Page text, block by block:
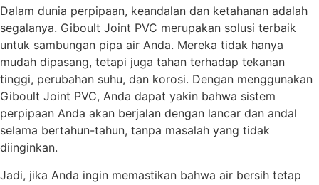
Dalam dunia perpipaan, keandalan dan ketahanan adalah
segalanya. Giboult Joint PVC merupakan solusi terbaik
untuk sambungan pipa air Anda. Mereka tidak hanya
mudah dipasang, tetapi juga tahan terhadap tekanan
tinggi, perubahan suhu, dan korosi. Dengan menggunakan
Giboult Joint PVC, Anda dapat yakin bahwa sistem
perpipaan Anda akan berjalan dengan lancar dan andal
selama bertahun-tahun, tanpa masalah yang tidak
diinginkan.
Jadi, jika Anda ingin memastikan bahwa air bersih tetap